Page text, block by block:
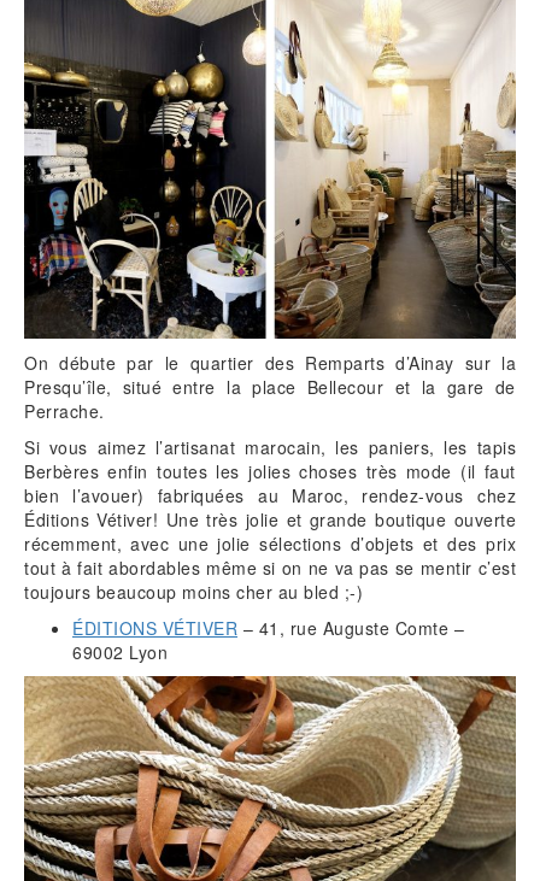
On débute par le quartier des Remparts d’Ainay sur la
Presqu’île, situé entre la place Bellecour et la gare de
Perrache.
Si vous aimez l’artisanat marocain, les paniers, les tapis
Berbères enfin toutes les jolies choses très mode (il faut
bien l’avouer) fabriquées au Maroc, rendez-vous chez
Éditions Vétiver! Une très jolie et grande boutique ouverte
récemment, avec une jolie sélections d’objets et des prix
tout à fait abordables même si on ne va pas se mentir c’est
toujours beaucoup moins cher au bled ;-)
ÉDITIONS VÉTIVER – 41, rue Auguste Comte –
69002 Lyon